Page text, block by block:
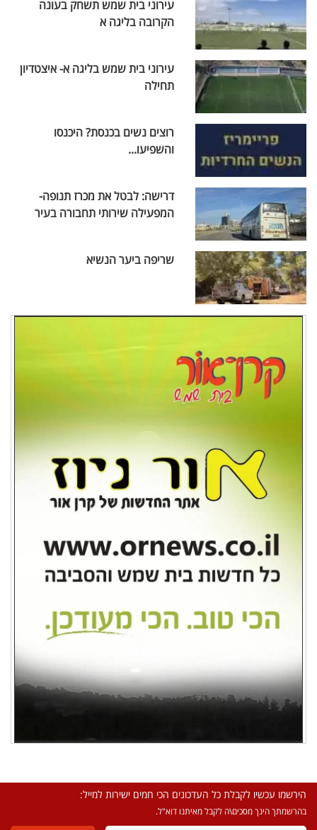
עירוני בית שמש תשחק בעונה
הקרובה בליגה א
עירוני בית שמש בליגה א- איצטדיון
תחילה
רוצים נשים בכנסת? היכנסו
והשפיעו...
דרישה: לבטל את מכרז תנופה-
המפעילה שירותי תחבורה בעיר
שריפה ביער הנשיא
הירשמו עכשיו לקבלת כל העדכונים הכי חמים ישירות למייל:
בהרשמתך הינך מסכים\ה לקבל מאיתנו דוא"ל.